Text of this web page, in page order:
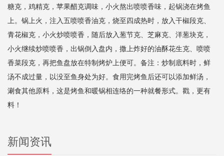
糖克，鸡精克，苹果醋克调味，小火熬出喷喷香味，起锅浇在烤鱼
上。锅上火，注入五喷喷香油克，烧至四成热时，放入干椒段克、
青花椒克，小火炒喷喷香，随后放入葱节克、芝麻克、洋葱块克，
小火继续炒喷喷香，出锅倒入盘内，撒上炸好的油酥花生克、喷喷
香菜段克，再把鱼盘放在特制烤炉上便可。备注：炒制底料时，鲜
汤不成过量，以没至鱼身处为好。食用完烤鱼后还可以添加鲜汤，
涮食其他原料，这是烤鱼和暖锅相连络的一种就餐形式。戳，更有
料！
新闻资讯